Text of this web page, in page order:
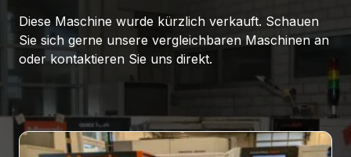
Diese Maschine wurde kürzlich verkauft. Schauen
Sie sich gerne unsere vergleichbaren Maschinen an
oder kontaktieren Sie uns direkt.